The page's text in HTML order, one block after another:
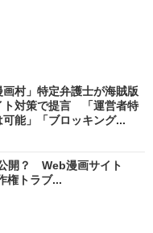
画村」特定弁護士が海賊版
ト対策で提言 「運営者特
可能」「ブロッキング...
開？ Web漫画サイト
権トラブ...